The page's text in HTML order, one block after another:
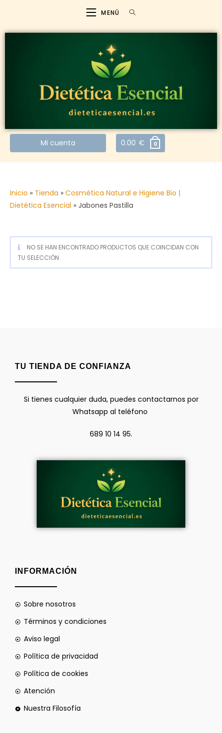
MENÚ
Mi cuenta 0.00 € 0
Inicio » Tienda » Cosmética Natural e Higiene Bio |
Dietética Esencial » Jabones Pastilla
NO SE HAN ENCONTRADO PRODUCTOS QUE COINCIDAN CON
TU SELECCIÓN.
TU TIENDA DE CONFIANZA
Si tienes cualquier duda, puedes contactarnos por
Whatsapp al teléfono
689 10 14 95.
INFORMACIÓN
Sobre nosotros
Términos y condiciones
Aviso legal
Política de privacidad
Política de cookies
Atención
Nuestra Filosofía